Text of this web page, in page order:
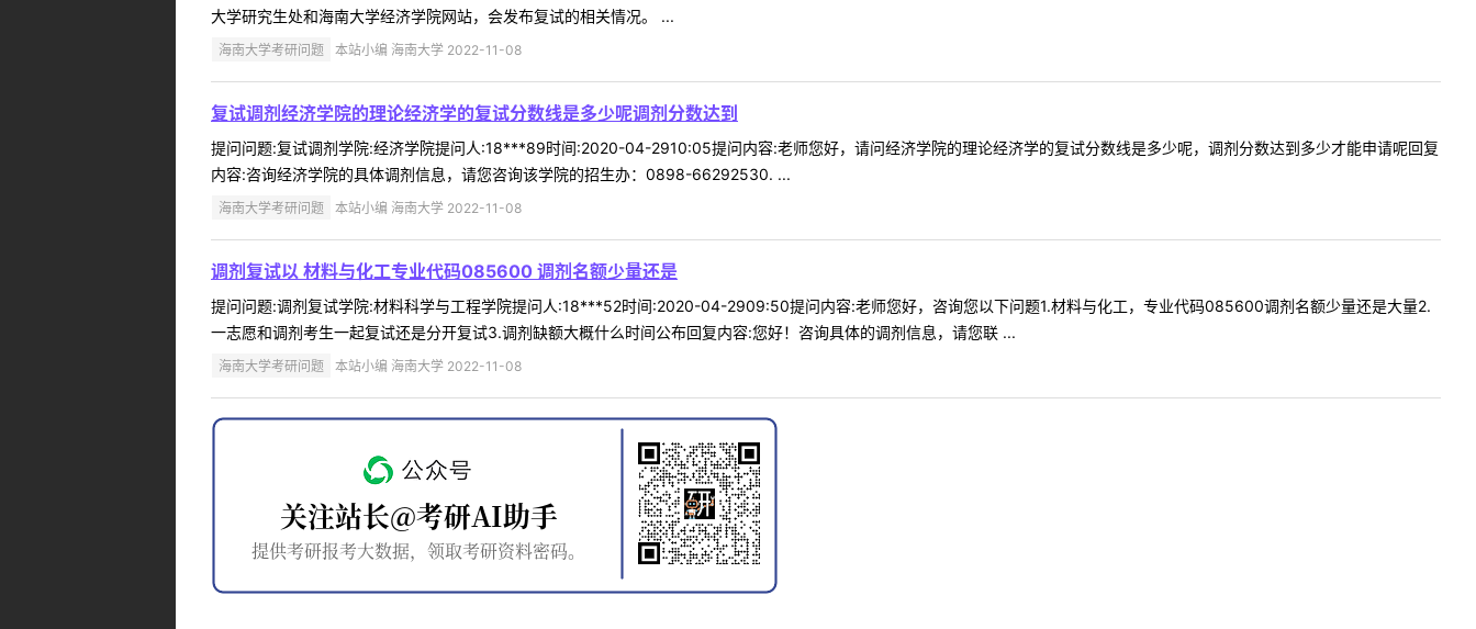
大学研究生处和海南大学经济学院网站，会发布复试的相关情况。 ...
海南大学考研问题 本站小编 海南大学 2022-11-08
复试调剂经济学院的理论经济学的复试分数线是多少呢调剂分数达到
提问问题:复试调剂学院:经济学院提问人:18***89时间:2020-04-2910:05提问内容:老师您好，请问经济学院的理论经济学的复试分数线是多少呢，调剂分数达到多少才能申请呢回复
内容:咨询经济学院的具体调剂信息，请您咨询该学院的招生办：0898-66292530. ...
海南大学考研问题 本站小编 海南大学 2022-11-08
调剂复试以 材料与化工专业代码085600 调剂名额少量还是
提问问题:调剂复试学院:材料科学与工程学院提问人:18***52时间:2020-04-2909:50提问内容:老师您好，咨询您以下问题1.材料与化工，专业代码085600调剂名额少量还是大量2.
一志愿和调剂考生一起复试还是分开复试3.调剂缺额大概什么时间公布回复内容:您好！咨询具体的调剂信息，请您联 ...
海南大学考研问题 本站小编 海南大学 2022-11-08